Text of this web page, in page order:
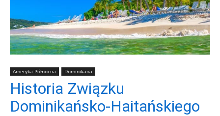
Ameryka Północna Dominikana
Historia Związku
Dominikańsko-Haitańskiego